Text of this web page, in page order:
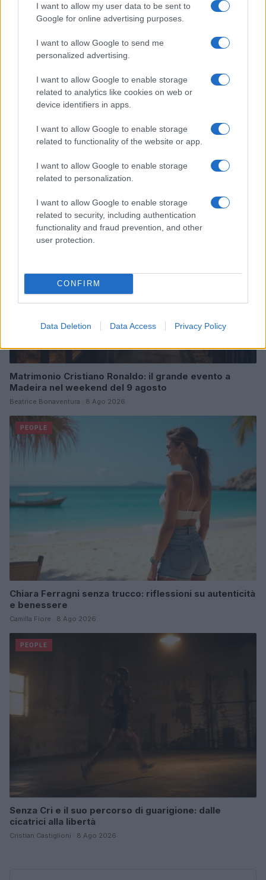
I want to allow my user data to be sent to
Google for online advertising purposes.
I want to allow Google to send me
personalized advertising.
I want to allow Google to enable storage
related to analytics like cookies on web or
device identifiers in apps.
I want to allow Google to enable storage
related to functionality of the website or app.
I want to allow Google to enable storage
related to personalization.
I want to allow Google to enable storage
related to security, including authentication
functionality and fraud prevention, and other
user protection.
CONFIRM
Data Deletion Data Access Privacy Policy
Continua a leggere
PEOPLE
Matrimonio Cristiano Ronaldo: il grande evento a
Madeira nel weekend del 9 agosto
Beatrice Bonaventura · 8 Ago 2026
PEOPLE
Chiara Ferragni senza trucco: riflessioni su autenticità
e benessere
Camilla Fiore · 8 Ago 2026
PEOPLE
Senza Cri e il suo percorso di guarigione: dalle
cicatrici alla libertà
Cristian Castiglioni · 8 Ago 2026